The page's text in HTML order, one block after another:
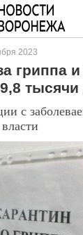
2023
гриппа
тысячи
с